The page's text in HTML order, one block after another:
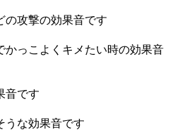
の攻撃の効果音です
かっこよくキメたい時の効果音
音です
うな効果音です